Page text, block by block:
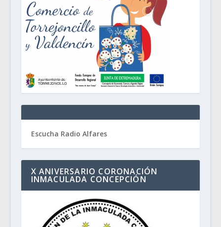
Escucha Radio Alfares
X ANIVERSARIO CORONACIÓN
INMACULADA CONCEPCIÓN